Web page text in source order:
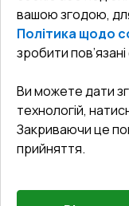
Як правильно
Повернення
Договір
Офіс:Україна,
вашою згодою,
Політика щодо
зробити
Ви можете дати
технологій,
Закриваючи це
прийняття.